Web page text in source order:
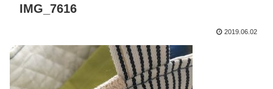
IMG_7616
2019.06.02